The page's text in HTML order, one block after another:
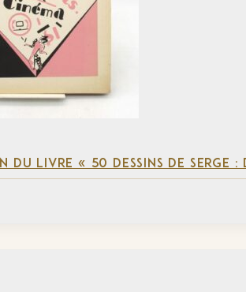
DU LIVRE « 50 DESSINS DE SERGE